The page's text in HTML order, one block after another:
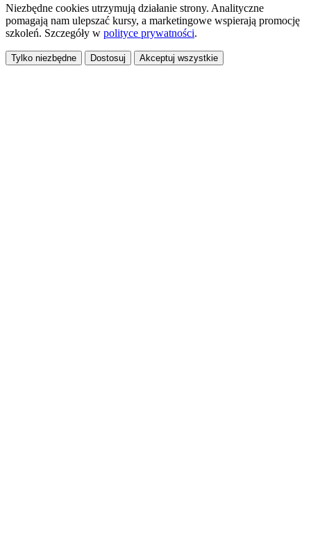
Niezbędne cookies utrzymują działanie strony. Analityczne
pomagają nam ulepszać kursy, a marketingowe wspierają promocję
szkoleń. Szczegóły w polityce prywatności.
Tylko niezbędne Dostosuj Akceptuj wszystkie